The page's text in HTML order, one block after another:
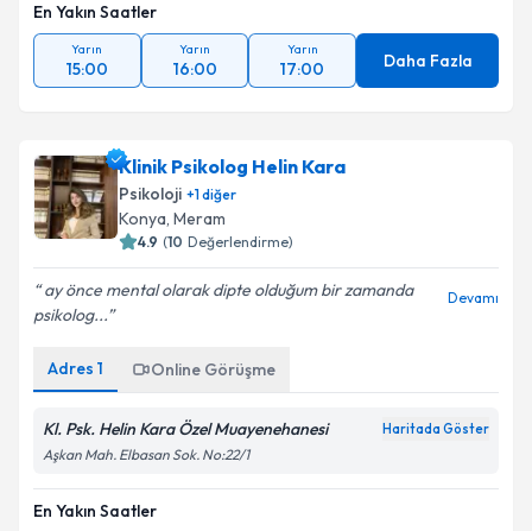
En Yakın Saatler
Yarın
15:00
Yarın
16:00
Yarın
17:00 Daha Fazla
Klinik Psikolog Helin Kara
Psikoloji +1diğer
Konya, Meram
4.9 (10 Değerlendirme)
ay önce mental olarak dipte olduğum bir zamanda
psikolog...
Devamı
Adres 1 Online Görüşme
Kl. Psk. Helin Kara Özel Muayenehanesi Haritada Göster
Aşkan Mah. Elbasan Sok. No:22/1
En Yakın Saatler